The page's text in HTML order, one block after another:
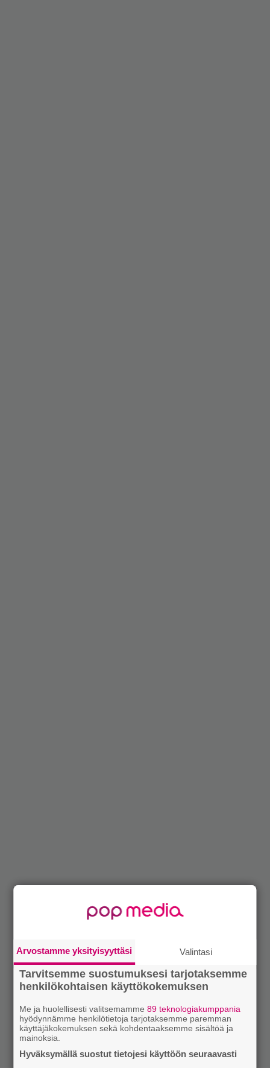
Arvostamme yksityisyyttäsi Valintasi
Tarvitsemme suostumuksesi tarjotaksemme
henkilökohtaisen käyttökokemuksen
Me ja huolellisesti valitsemamme89 teknologiakumppania
hyödynnämme henkilötietoja tarjotaksemme paremman
käyttäjäkokemuksen sekä kohdentaaksemme sisältöä ja
mainoksia.
Hyväksymällä suostut tietojesi käyttöön seuraavasti